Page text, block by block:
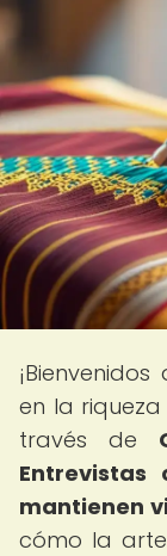
¡Bienvenidos
en la
través de
Entrevistas
mantienen
cómo la